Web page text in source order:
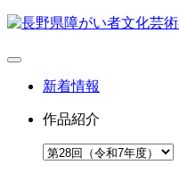
新着情報
作品紹介